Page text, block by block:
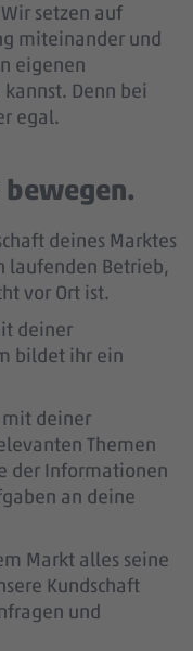
setzen auf
miteinander und
eigenen
Denn bei
egal.
bewegen.
deines Marktes
laufenden Betrieb,
vor Ort ist.
deiner
bildet ihr ein
deiner
Themen
der Informationen
an deine
Markt alles seine
Kundschaft
und